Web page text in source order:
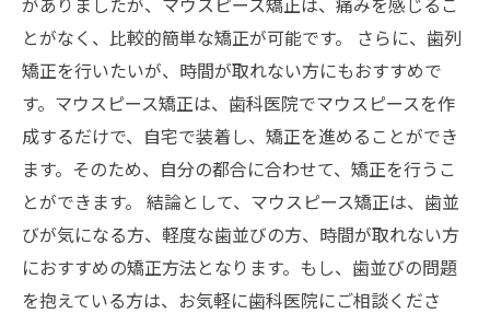
とがなく、比較的簡単な矯正が可能です。 さらに、歯列
矯正を行いたいが、時間が取れない方にもおすすめで
す。マウスピース矯正は、歯科医院でマウスピースを作
成するだけで、自宅で装着し、矯正を進めることができ
ます。そのため、自分の都合に合わせて、矯正を行うこ
とができます。 結論として、マウスピース矯正は、歯並
びが気になる方、軽度な歯並びの方、時間が取れない方
におすすめの矯正方法となります。もし、歯並びの問題
を抱えている方は、お気軽に歯科医院にご相談くださ